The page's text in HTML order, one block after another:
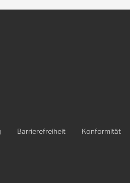
Barrierefreiheit Konformität